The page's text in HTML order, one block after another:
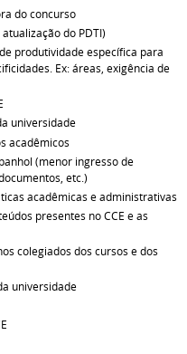
do concurso
do PDTI)
produtividade específica para
Ex: áreas, exigência de
universidade
acadêmicos
(menor ingresso de
etc.)
acadêmicas e administrativas
presentes no CCE e as
colegiados dos cursos e dos
universidade